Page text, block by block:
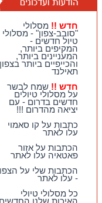
טיולי יום מהואה הין -
מבחר גדול של
מסלולים כייפיים
וחווייתיים לנופשים
בהואה הין !!
חדש !!מסלולי
"סובב-צפון" - מסלולי
טיול חדשים - המקיפים
ביותר, המעניינים
ביותר, והכייפיים ביותר
בצפון תאילנד
חדש !! שמח לבשר על
מסלולי טיולים חדשים
בדרום - עם יציאה
מהדרום !!!
כתבות על קו סאמוי
עלו לאתר
חדש !! מסלולי
"סובב-צפון" - מסלולי
טיול חדשים -
המקיפים ביותר,
המעניינים ביותר,
והכייפיים ביותר בצפון
תאילנד
חדש !! שמח לבשר
על מסלולי טיולים
חדשים בדרום - עם
יציאה מהדרום !!!
כתבות על קו סאמוי
עלו לאתר
הכתבות על אזור
פאטאיה עלו לאתר
הכתבות שלי על
- עלו לאתר
כל מסלולי טיולי